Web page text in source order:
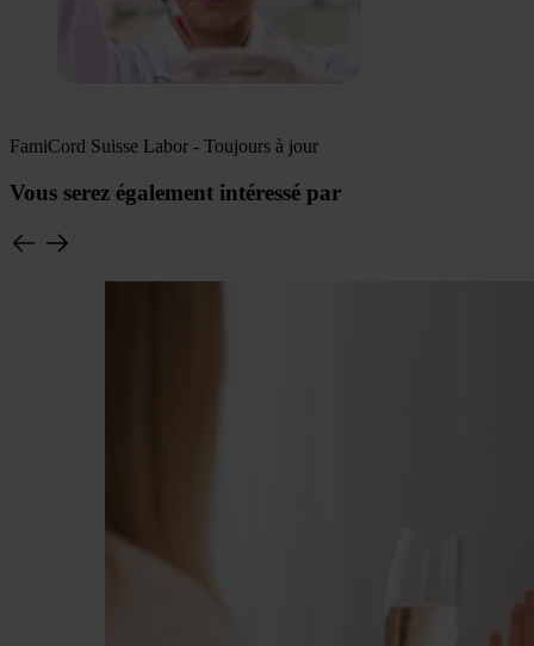
FamiCord Suisse Labor - Toujours à jour
Vous serez également intéressé par